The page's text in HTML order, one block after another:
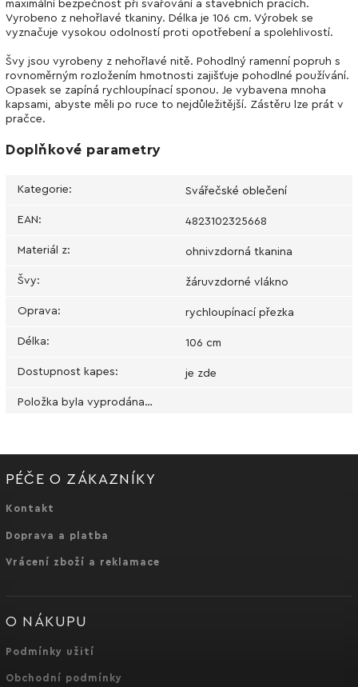
maximální bezpečnost při svařování a stavebních pracích.
Vyrobeno z nehořlavé tkaniny. Délka je 106 cm. Výrobek se
vyznačuje vysokou odolností proti opotřebení a spolehlivostí.
Švy jsou vyrobeny z nehořlavé nitě. Pohodlný ramenní popruh s
rovnoměrným rozložením hmotnosti zajišťuje pohodlné používání.
Opasek se zapíná rychloupínací sponou. Je vybavena mnoha
kapsami, abyste měli po ruce to nejdůležitější. Zástěru lze prát v
pračce.
Doplňkové parametry
Kategorie: Svářečské oblečení
EAN: 4823102325668
Materiál z: ohnivzdorná tkanina
Švy: žáruvzdorné vlákno
Oprava: rychloupínací přezka
Délka: 106 cm
Dostupnost kapes: je zde
Položka byla vyprodána…
PÉČE O ZÁKAZNÍKY
Kontakt
Doprava a platba
Vrácení zboží a reklamace
O NÁKUPU
Podmínky užití
Obchodní podmínky